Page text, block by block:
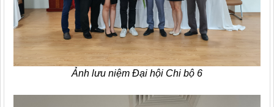
Ảnh lưu niệm Đại hội Chi bộ 6